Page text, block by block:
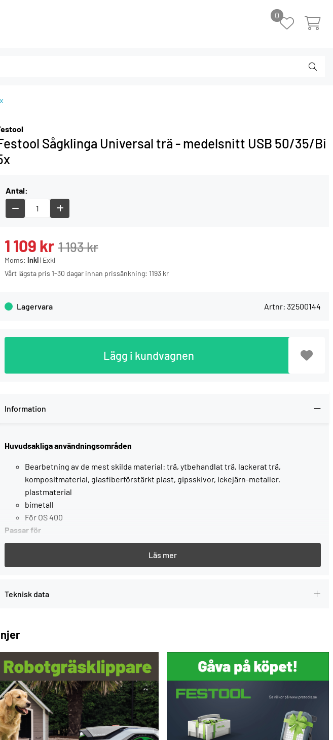
0
Sågklinga Universal trä - medelsnitt USB 50/35/Bi
Antal:
1 193kr
1 109 kr
Moms: Inkl| Exkl
Vårt lägsta pris 1-30 dagar innan prissänkning: 1193 kr
Lagervara Artnr: 32500144
Lägg i kundvagnen
Information
Huvudsakliga användningsområden
Bearbetning av de mest skilda material: trä, ytbehandlat trä, lackerat trä,
kompositmaterial, glasfiberförstärkt plast, gipsskivor, ickejärn-metaller,
plastmaterial
bimetall
För OS 400
Passar för
för bearbetning av olika material
bimetall
Teknisk data